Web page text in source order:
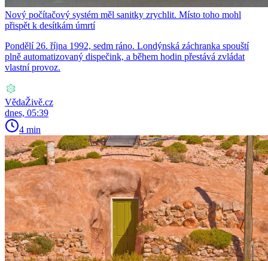
Nový počítačový systém měl sanitky zrychlit. Místo toho mohl
přispět k desítkám úmrtí
Pondělí 26. října 1992, sedm ráno. Londýnská záchranka spouští
plně automatizovaný dispečink, a během hodin přestává zvládat
vlastní provoz.
VědaŽivě.cz
dnes, 05:39
4 min